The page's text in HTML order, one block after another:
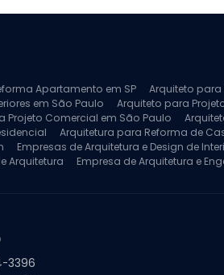
Apartamento em SP
Arquiteto para
em São Paulo
Arquiteto para
Projeto Comercial em São Paulo
Arquitetura para Reforma de
Empresas de Arquitetura e Design de
Arquitetura Empresa de Arquitetura e
3396